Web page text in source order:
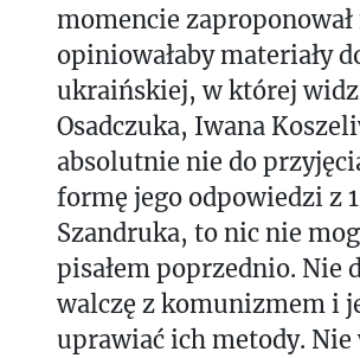
momencie
opiniowałaby materiały
ukraińskiej, w której
Osadczuka, Iwana
absolutnie nie do
formę jego odpowiedzi z
Szandruka, to nic nie
pisałem poprzednio. Nie
walczę z komunizmem i
uprawiać ich metody.